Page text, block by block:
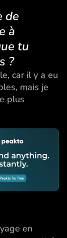
de
à
tu
?
car il y a eu
mais je
plus
en